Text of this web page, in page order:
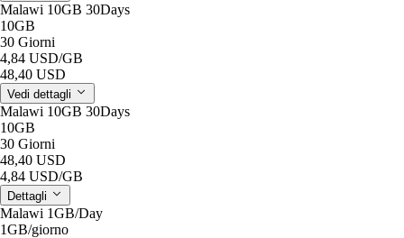
Malawi 10GB 30Days
10GB
30 Giorni
4,84 USD/GB
48,40 USD
Vedi dettagli
Malawi 10GB 30Days
10GB
30 Giorni
48,40 USD
4,84 USD/GB
Dettagli
Malawi 1GB/Day
1GB/giorno